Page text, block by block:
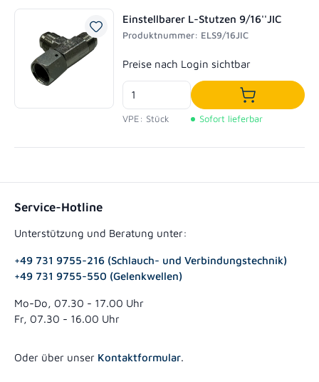
Einstellbarer L-Stutzen 9/16''JIC
Produktnummer: ELS9/16JIC
Regulärer Preis:
Preise nach Login sichtbar
VPE: Stück
In den
Sofort lieferbar
Service-Hotline
Unterstützung und Beratung unter:
+49 731 9755-216 (Schlauch- und Verbindungstechnik)
+49 731 9755-550 (Gelenkwellen)
Mo-Do, 07.30 - 17.00 Uhr
Fr, 07.30 - 16.00 Uhr
Oder über unser Kontaktformular.